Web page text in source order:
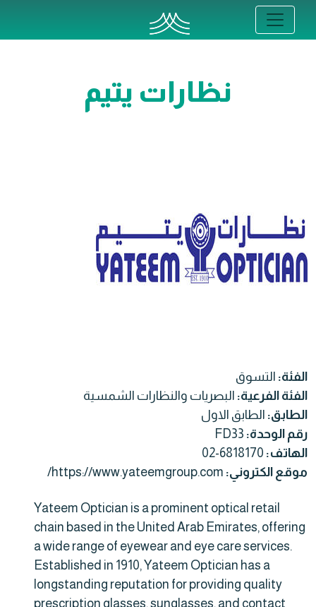
نظارات يتيم
الفئة: التسوق
الفئة الفرعية: البصريات والنظارات الشمسية
الطابق: الطابق الاول
رقم الوحدة: FD33
الهاتف: 02-6818170
موقع الكتروني: https://www.yateemgroup.com/
Yateem Optician is a prominent optical retail
chain based in the United Arab Emirates, offering
a wide range of eyewear and eye care services.
Established in 1910, Yateem Optician has a
longstanding reputation for providing quality
prescription glasses, sunglasses, and contact